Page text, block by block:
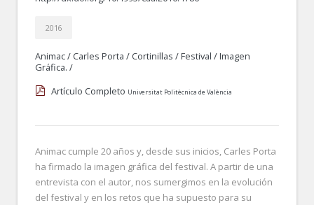
2016
Animac/ Carles Porta / Cortinillas /Festival /Imagen
Gráfica. /
Artículo Completo Universitat Politècnica de València
Animac cumple 20 años y, desde sus inicios, Carles Porta
ha firmado la imagen gráfica del festival. A partir de una
entrevista con el autor, nos sumergimos en la evolución
del festival y en los retos que ha supuesto para su